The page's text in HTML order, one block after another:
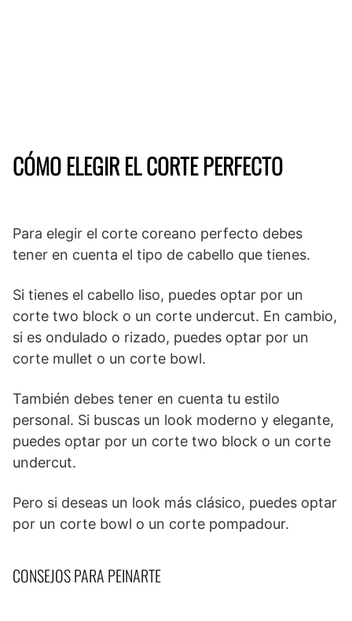
CÓMO ELEGIR EL CORTE PERFECTO
Para elegir el corte coreano perfecto debes
tener en cuenta el tipo de cabello que tienes.
Si tienes el cabello liso, puedes optar por un
corte two block o un corte undercut. En cambio,
si es ondulado o rizado, puedes optar por un
corte mullet o un corte bowl.
También debes tener en cuenta tu estilo
personal. Si buscas un look moderno y elegante,
puedes optar por un corte two block o un corte
undercut.
Pero si deseas un look más clásico, puedes optar
por un corte bowl o un corte pompadour.
CONSEJOS PARA PEINARTE